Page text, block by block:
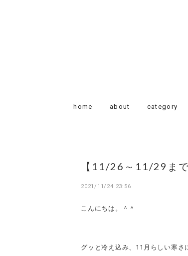
home about category
【11/26～11/29ま
2021/11/24 23:56
こんにちは。＾＾
グッと冷え込み、11月らしい寒さ